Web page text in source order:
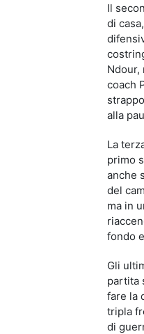
Il
di
Ndour,
coach
alla
La
primo
anche
del
ma in
fondo
Gli
partita
fare la
tripla
di